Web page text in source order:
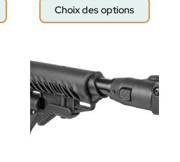
Choix des options